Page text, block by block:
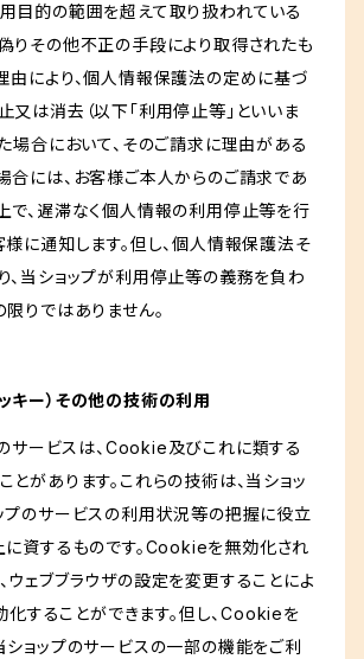
目的の範囲を超えて取り扱われている
りその他不正の手段により取得されたも
由により、個人情報保護法の定めに基づ
又は消去（以下「利用停止等」といいま
た場合において、そのご請求に理由がある
合には、お客様ご本人からのご請求であ
で、遅滞なく個人情報の利用停止等を行
様に通知します。但し、個人情報保護法そ
、当ショップが利用停止等の義務を負わ
りではありません。
キー）その他の技術の利用
のサービスは、Cookie及びこれに類する
とがあります。これらの技術は、当ショッ
プのサービスの利用状況等の把握に役立
に資するものです。Cookieを無効化され
ウェブブラウザの設定を変更することによ
することができます。但し、Cookieを
ショップのサービスの一部の機能をご利